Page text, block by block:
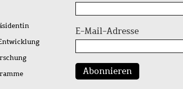
E-Mail-Adresse
Abonnieren